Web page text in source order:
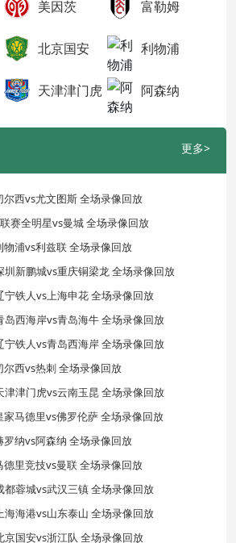
美因茨 富勒姆
北京国安 利物浦
天津津门虎 阿森纳
更多>
西vs尤文图斯 全场录像回放
赛全明星vs曼城 全场录像回放
浦vs利兹联 全场录像回放
圳新鹏城vs重庆铜梁龙 全场录像回放
宁铁人vs上海申花 全场录像回放
岛西海岸vs青岛海牛 全场录像回放
宁铁人vs青岛西海岸 全场录像回放
西vs热刺 全场录像回放
津津门虎vs云南玉昆 全场录像回放
马德里vs佛罗伦萨 全场录像回放
纳vs阿森纳 全场录像回放
里竞技vs曼联 全场录像回放
都蓉城vs武汉三镇 全场录像回放
海海港vs山东泰山 全场录像回放
京国安vs浙江队 全场录像回放